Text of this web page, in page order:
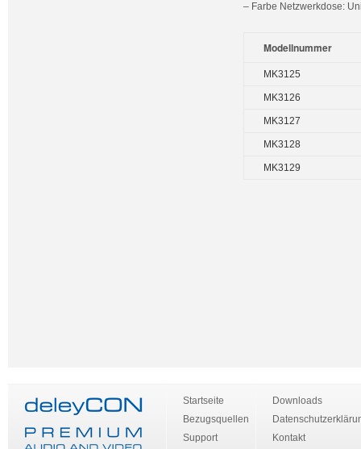
– Farbe Netzwerkdose:
Modellnummer
MK3125
MK3126
MK3127
MK3128
MK3129
Startseite
Bezugsquellen
Support
Downloads
Kontakt